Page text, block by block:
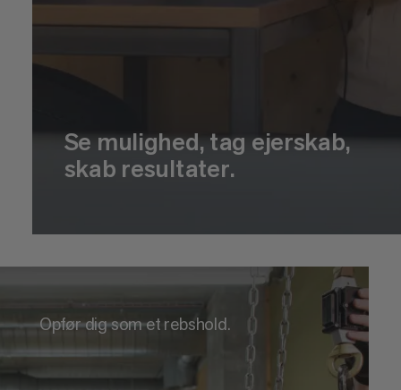
Se mulighed, tag ejerskab,
skab resultater.
Opfør dig som et rebshold.